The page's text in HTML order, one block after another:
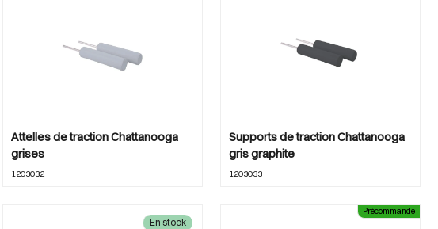
Attelles de traction Chattanooga
grises
1203032
Supports de traction Chattanooga
gris graphite
1203033
En stock
Précommande